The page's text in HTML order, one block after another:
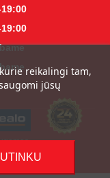
reikalingi tam,
jūsų